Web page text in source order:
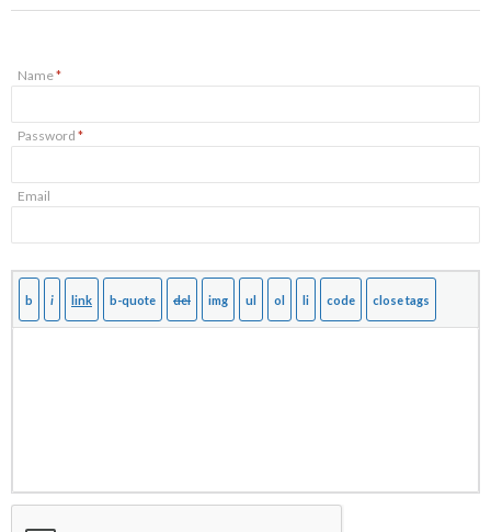
Name*
Password *
Email